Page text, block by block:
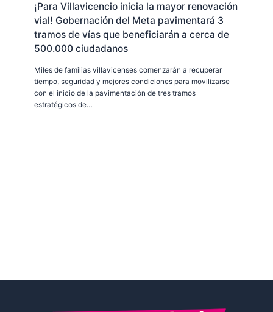
¡Para Villavicencio inicia la mayor renovación
vial! Gobernación del Meta pavimentará 3
tramos de vías que beneficiarán a cerca de
500.000 ciudadanos
Miles de familias villavicenses comenzarán a recuperar
tiempo, seguridad y mejores condiciones para movilizarse
con el inicio de la pavimentación de tres tramos
estratégicos de…